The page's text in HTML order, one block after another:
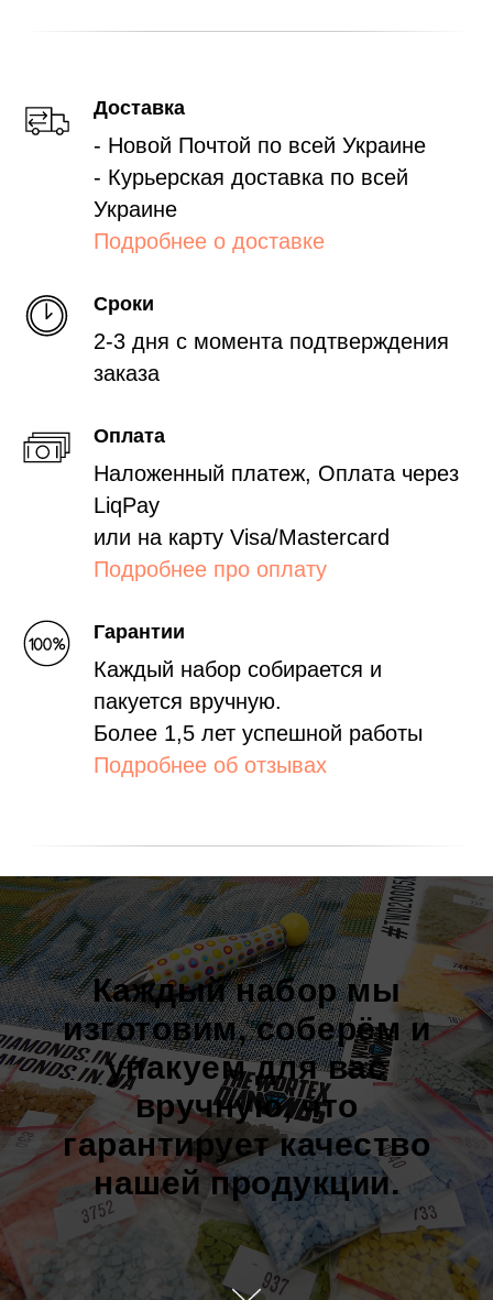
Доставка
- Новой Почтой по всей Украине
- Курьерская доставка по всей
Украине
Подробнее о доставке
Сроки
2-3 дня с момента подтверждения
заказа
Оплата
Наложенный платеж, Оплата через
LiqPay
или на карту Visa/Mastercard
Подробнее про оплату
Гарантии
Каждый набор собирается и
пакуется вручную.
Более 1,5 лет успешной работы
Подробнее об отзывах
Каждый набор мы
изготовим, соберём и
упакуем для вас
вручную, что
гарантирует качество
нашей продукции.